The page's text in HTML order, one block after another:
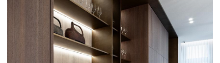
производства (их проекты
не придется переделывать из-
за того, что "это невозможно
произвести")